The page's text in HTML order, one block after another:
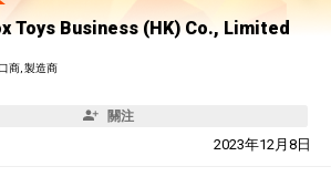
Toys Business (HK) Co., Limited
商, 製造商
關注
2023年12月8日